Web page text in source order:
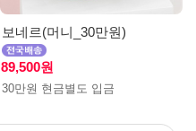
보네르(머니_30만원)
89,500원
30만원 현금별도 입금